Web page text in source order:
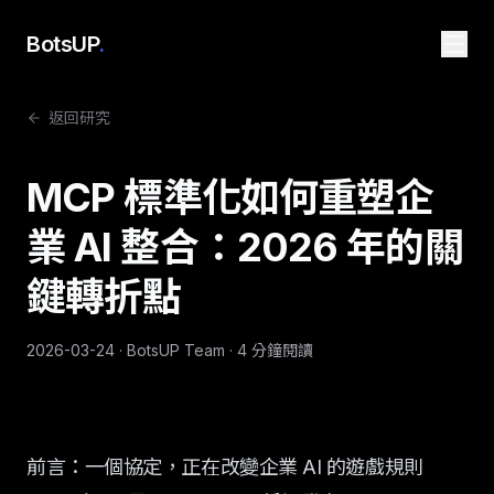
BotsUP.
返回研究
MCP 標準化如何重塑企
業 AI 整合：2026 年的關
鍵轉折點
2026-03-24 · BotsUP Team · 4 分鐘閱讀
前言：一個協定，正在改變企業 AI 的遊戲規則